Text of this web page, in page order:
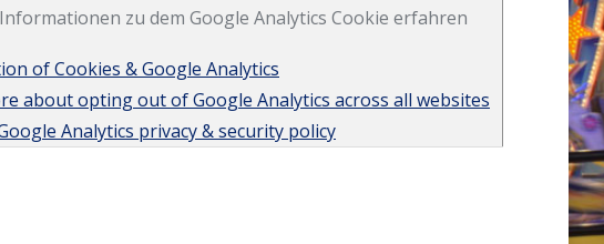
zu dem Google Analytics Cookie erfahren
of Cookies & Google Analytics
about opting out of Google Analytics across all websites
Analytics privacy & security policy